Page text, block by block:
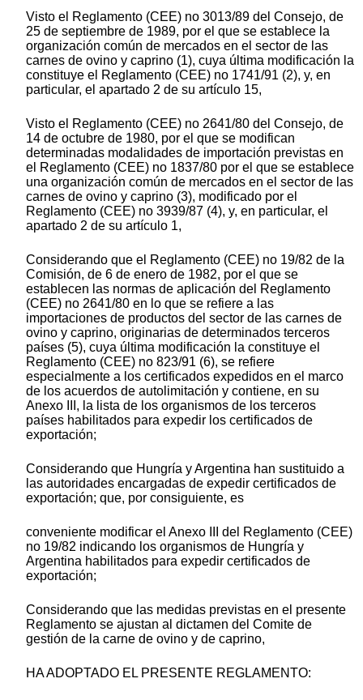
Visto el Reglamento (CEE) no 3013/89 del Consejo, de
25 de septiembre de 1989, por el que se establece la
organización común de mercados en el sector de las
carnes de ovino y caprino (1), cuya última modificación la
constituye el Reglamento (CEE) no 1741/91 (2), y, en
particular, el apartado 2 de su artículo 15,
Visto el Reglamento (CEE) no 2641/80 del Consejo, de
14 de octubre de 1980, por el que se modifican
determinadas modalidades de importación previstas en
el Reglamento (CEE) no 1837/80 por el que se establece
una organización común de mercados en el sector de las
carnes de ovino y caprino (3), modificado por el
Reglamento (CEE) no 3939/87 (4), y, en particular, el
apartado 2 de su artículo 1,
Considerando que el Reglamento (CEE) no 19/82 de la
Comisión, de 6 de enero de 1982, por el que se
establecen las normas de aplicación del Reglamento
(CEE) no 2641/80 en lo que se refiere a las
importaciones de productos del sector de las carnes de
ovino y caprino, originarias de determinados terceros
países (5), cuya última modificación la constituye el
Reglamento (CEE) no 823/91 (6), se refiere
especialmente a los certificados expedidos en el marco
de los acuerdos de autolimitación y contiene, en su
Anexo III, la lista de los organismos de los terceros
países habilitados para expedir los certificados de
exportación;
Considerando que Hungría y Argentina han sustituido a
las autoridades encargadas de expedir certificados de
exportación; que, por consiguiente, es
conveniente modificar el Anexo III del Reglamento (CEE)
no 19/82 indicando los organismos de Hungría y
Argentina habilitados para expedir certificados de
exportación;
Considerando que las medidas previstas en el presente
Reglamento se ajustan al dictamen del Comite de
gestión de la carne de ovino y de caprino,
HA ADOPTADO EL PRESENTE REGLAMENTO: